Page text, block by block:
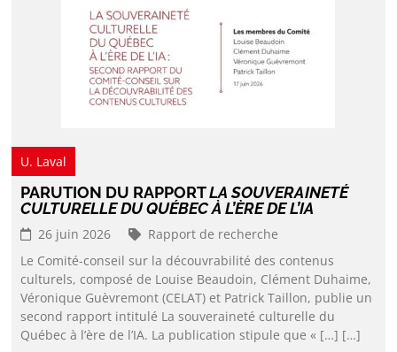
U. Laval
PARUTION DU RAPPORTLA SOUVERAINETÉ
CULTURELLE DU QUÉBEC À L’ÈRE DE L’IA
26 juin 2026
Rapport de recherche
Le Comité-conseil sur la découvrabilité des contenus
culturels, composé de Louise Beaudoin, Clément Duhaime,
Véronique Guèvremont (CELAT) et Patrick Taillon, publie un
second rapport intitulé La souveraineté culturelle du
Québec à l’ère de l’IA. La publication stipule que « […] […]